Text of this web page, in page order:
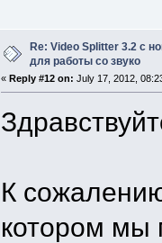
Re: Video Splitter 3.2 c
для работы со звуко
« Reply #12 on: July 17, 2012,
К
котором мы